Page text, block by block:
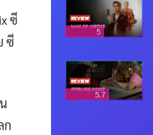
ซี
ซี
ก
5
5.7